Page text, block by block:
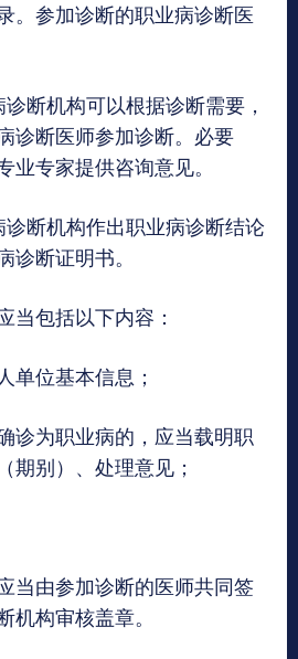
。参加诊断的职业病诊断医
断机构可以根据诊断需要，
诊断医师参加诊断。必要
业专家提供咨询意见。
断机构作出职业病诊断结论
诊断证明书。
当包括以下内容：
单位基本信息；
诊为职业病的，应当载明职
期别）、处理意见；
当由参加诊断的医师共同签
机构审核盖章。